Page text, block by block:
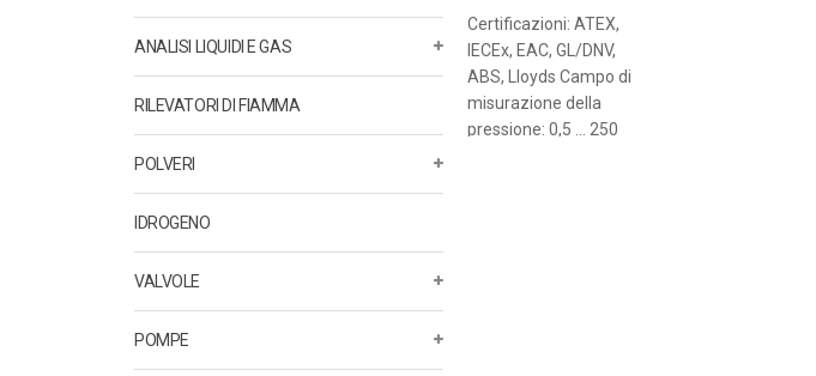
Certificazioni: ATEX,
IECEx, EAC, GL/DNV,
ABS, Lloyds Campo di
misurazione della
pressione: 0,5 … 250
ANALISI LIQUIDI E GAS
RILEVATORI DI FIAMMA
POLVERI
IDROGENO
VALVOLE
POMPE